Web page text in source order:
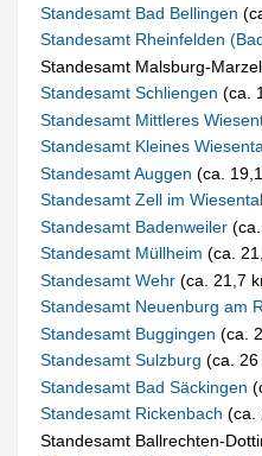
Standesamt Bad Bellingen
Standesamt Rheinfelden
Standesamt Malsburg-
Standesamt Schliengen(ca.
Standesamt Mittleres
Standesamt Kleines
Standesamt Auggen(ca.
Standesamt Zell im
Standesamt Badenweiler
Standesamt Müllheim(ca.
Standesamt Wehr(ca. 21,7
Standesamt Neuenburg am
Standesamt Buggingen(ca.
Standesamt Sulzburg(ca. 26
Standesamt Bad Säckingen
Standesamt Rickenbach(ca.
Standesamt Ballrechten-